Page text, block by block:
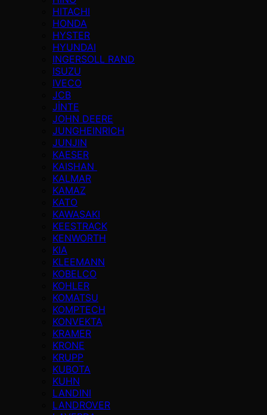
HITACHI
HONDA
HYSTER
HYUNDAI
INGERSOLL RAND
ISUZU
IVECO
JCB
JİNTE
JOHN DEERE
JUNGHEINRICH
JUNJIN
KAESER
KAISHAN
KALMAR
KAMAZ
KATO
KAWASAKI
KEESTRACK
KENWORTH
KIA
KLEEMANN
KOBELCO
KOHLER
KOMATSU
KOMPTECH
KONVEKTA
KRAMER
KRONE
KRUPP
KUBOTA
KUHN
LANDINI
LANDROVER